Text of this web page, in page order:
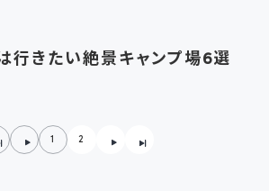
行きたい絶景キャンプ場6選
1 2